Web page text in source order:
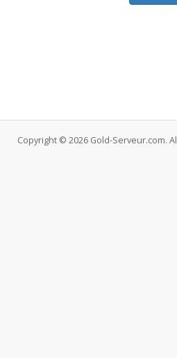
Copyright © 2026 Gold-Serveur.com.